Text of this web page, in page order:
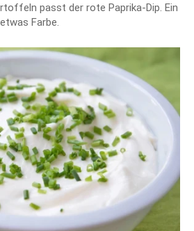
passt der rote Paprika-Dip. Ein
Farbe.